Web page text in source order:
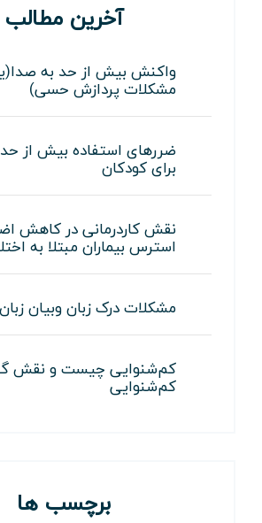
آخرین مطالب
واکنش بیش از حد به
مشکلات پردازش حسی)
ضررهای استفاده بیش از
برای کودکان
نقش کاردرمانی در کاهش
استرس بیماران مبتلا به
مشکلات درک زبان وبیان
کم‌شنوایی چیست و نقش
کم‌شنوایی
برچسب ها